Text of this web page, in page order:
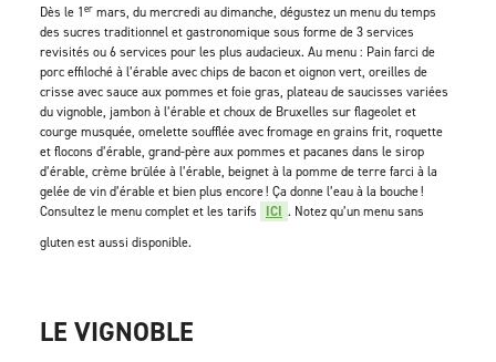
Dès le 1er mars, du mercredi au dimanche, dégustez un menu du temps
des sucres traditionnel et gastronomique sous forme de 3 services
revisités ou 6 services pour les plus audacieux. Au menu : Pain farci de
porc effiloché à l’érable avec chips de bacon et oignon vert, oreilles de
crisse avec sauce aux pommes et foie gras, plateau de saucisses variées
du vignoble, jambon à l’érable et choux de Bruxelles sur flageolet et
courge musquée, omelette soufflée avec fromage en grains frit, roquette
et flocons d’érable, grand-père aux pommes et pacanes dans le sirop
d’érable, crème brûlée à l’érable, beignet à la pomme de terre farci à la
gelée de vin d’érable et bien plus encore ! Ça donne l’eau à la bouche !
Consultez le menu complet et les tarifs
ICI . Notez qu’un menu sans
gluten est aussi disponible.
LE VIGNOBLE